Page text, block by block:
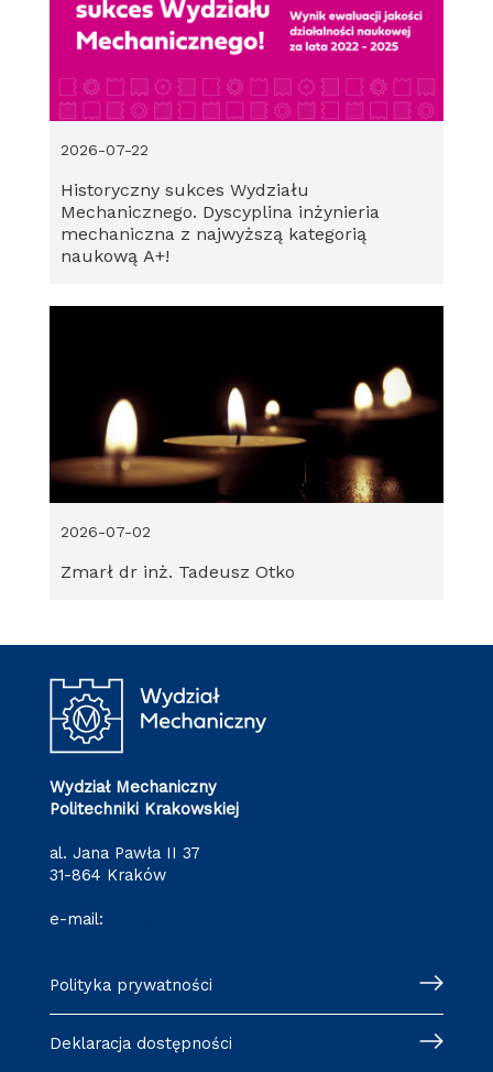
Historyczny sukces Wydziału
Mechanicznego. Dyscyplina inżynieria
mechaniczna z najwyższą kategorią
naukową A+!
2026-07-22
Zmarł dr inż. Tadeusz Otko
2026-07-02
Wydział Mechaniczny
Politechniki Krakowskiej
al. Jana Pawła II 37
31-864 Kraków
e-mail:
Polityka prywatności
Deklaracja dostępności